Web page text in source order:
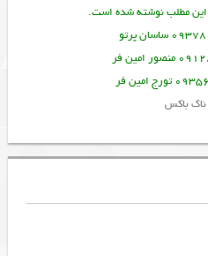
ناک باکس